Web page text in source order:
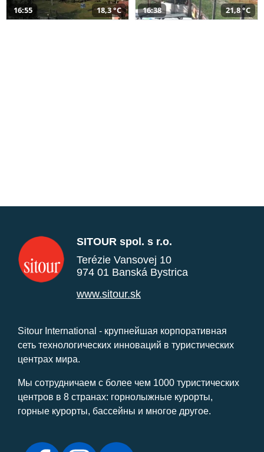
16:55 18,3 °C 16:38 21,8 °C
SITOUR spol. s r.o.
Terézie Vansovej 10
974 01 Banská Bystrica
www.sitour.sk
Sitour International - крупнейшая корпоративная
сеть технологических инноваций в туристических
центрах мира.
Мы сотрудничаем с более чем 1000 туристических
центров в 8 странах: горнолыжные курорты,
горные курорты, бассейны и многое другое.